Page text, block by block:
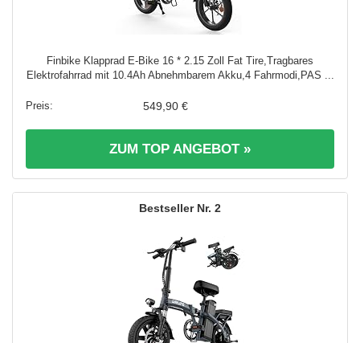
Finbike Klapprad E-Bike 16 * 2.15 Zoll Fat Tire,Tragbares
Elektrofahrrad mit 10.4Ah Abnehmbarem Akku,4 Fahrmodi,PAS ...
549,90 €
ZUM TOP ANGEBOT »
2